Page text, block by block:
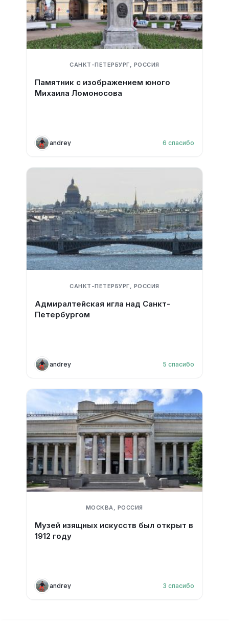
САНКТ-ПЕТЕРБУРГ, РОССИЯ
Памятник с изображением юного
Михаила Ломоносова
andrey 6 спасибо
САНКТ-ПЕТЕРБУРГ, РОССИЯ
Адмиралтейская игла над Санкт-
Петербургом
andrey 5 спасибо
МОСКВА, РОССИЯ
Музей изящных искусств был открыт в
1912 году
andrey 3 спасибо